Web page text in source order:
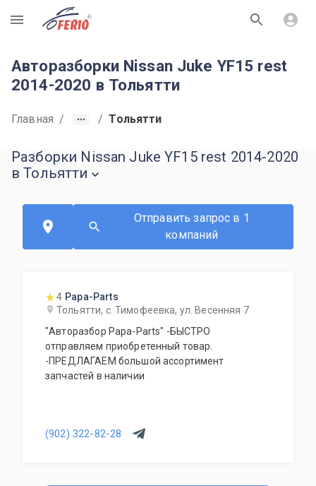
R
Авторазборки Nissan Juke YF15 rest
2014-2020 в Тольятти
Главная / / Тольятти
Разборки Nissan Juke YF15 rest 2014-2020
в Тольятти
Отправить запрос в 1
компаний
4 Papa-Parts
Тольятти, с. Тимофеевка, ул. Весенняя 7
"Авторазбор Papa-Parts" -БЫСТРО
отправляем приобретенный товар.
-ПРЕДЛАГАЕМ большой ассортимент
запчастей в наличии
(902) 322-82-28